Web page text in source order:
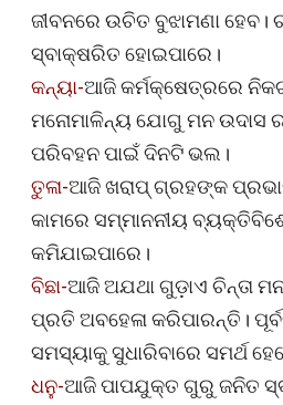
ଜୀବନରେ ଉଚିତ ବୁଝାମଣା
ସ୍ବାକ୍ଷରିତ ହୋଇପାରେ।
କନ୍ୟା-ଆଜି କର୍ମକ୍ଷେତ୍ରରେ
ମନୋମାଳିନ୍ୟ ଯୋଗୁ ମନ ଉଦାସ
ପରିବହନ ପାଇଁ ଦିନଟି ଭଲ।
ତୁଳା-ଆଜି ଖରାପ୍ ଗ୍ରହଙ୍କ
କାମରେ ସମ୍ମାନନୀୟ
କମିଯାଇପାରେ।
ବିଛା-ଆଜି ଅଯଥା ଗୁଡ଼ାଏ ଚିନ୍ତା
ପ୍ରତି ଅବହେଳା କରିପାରନ୍ତି।
ସମସ୍ୟାକୁ ସୁଧାରିବାରେ ସମର୍ଥ
ଧନୁ-ଆଜି ପାପଯୁକ୍ତ ଗୁରୁ ଜନିତ